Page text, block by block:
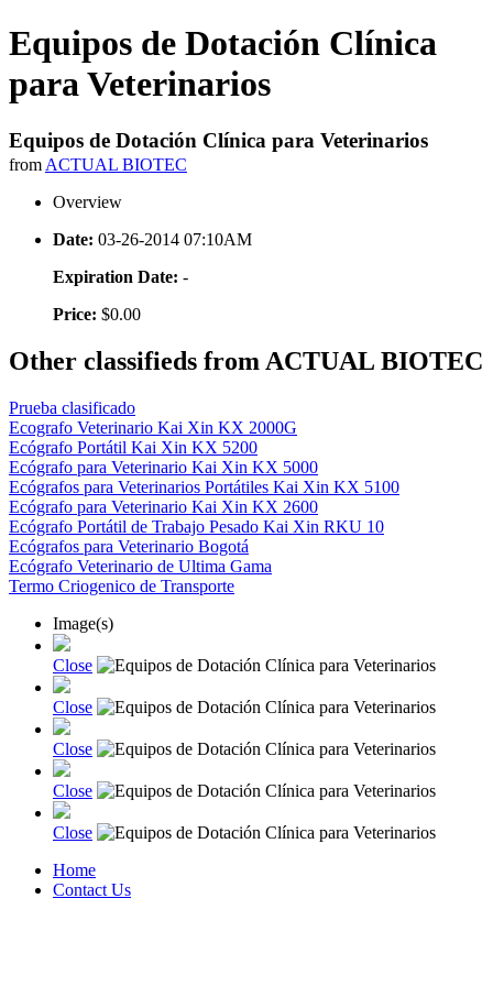
Equipos de Dotación Clínica
para Veterinarios
Equipos de Dotación Clínica para Veterinarios
from ACTUAL BIOTEC
Overview
Date: 03-26-2014 07:10AM
Expiration Date: -
Price: $0.00
Other classifieds from ACTUAL BIOTEC
Prueba clasificado
Ecografo Veterinario Kai Xin KX 2000G
Ecógrafo Portátil Kai Xin KX 5200
Ecógrafo para Veterinario Kai Xin KX 5000
Ecógrafos para Veterinarios Portátiles Kai Xin KX 5100
Ecógrafo para Veterinario Kai Xin KX 2600
Ecógrafo Portátil de Trabajo Pesado Kai Xin RKU 10
Ecógrafos para Veterinario Bogotá
Ecógrafo Veterinario de Ultima Gama
Termo Criogenico de Transporte
Image(s)
Close
Close
Close
Close
Close
Home
Contact Us